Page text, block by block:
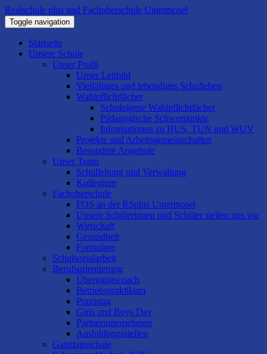
Realschule plus und Fachoberschule Untermosel
Toggle navigation
Startseite
Unsere Schule
Unser Profil
Unser Leitbild
Vielfältiges und lebendiges Schulleben
Wahlpflichtfächer
Schuleigene Wahlpflichtfächer
Pädagogische Schwerpunkte
Informationen zu HUS, TUN und WUV
Projekte und Arbeitsgemeinschaften
Besondere Angebote
Unser Team
Schulleitung und Verwaltung
Kollegium
Fachoberschule
FOS an der RSplus Untermosel
Unsere Schülerinnen und Schüler stellen uns vor
Wirtschaft
Gesundheit
Formulare
Schulsozialarbeit
Berufsorientierung
Übergangscoach
Betriebspraktikum
Praxistag
Girls und Boys Day
Partnerunternehmen
Ausbildungsstellen
Ganztagsschule